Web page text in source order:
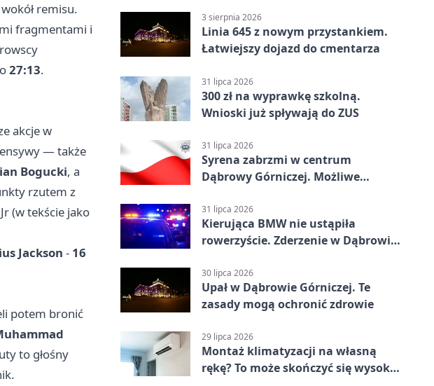
remisu.
fragmentami i
27:13.
akcje w
— także
Bogucki, a
rzutem z
(w tekście jako
Jackson - 16
potem bronić
to głośny
3 sierpnia 2026
Linia 645 z nowym przystankiem.
Łatwiejszy dojazd do cmentarza
31 lipca 2026
300 zł na wyprawkę szkolną.
Wnioski już spływają do ZUS
31 lipca 2026
Syrena zabrzmi w centrum
Dąbrowy Górniczej. Możliwe
31 lipca 2026
Kierująca BMW nie ustąpiła
rowerzyście. Zderzenie w Dąbrowie
30 lipca 2026
Upał w Dąbrowie Górniczej. Te
zasady mogą ochronić zdrowie
29 lipca 2026
Montaż klimatyzacji na własną
rękę? To może skończyć się wysoką